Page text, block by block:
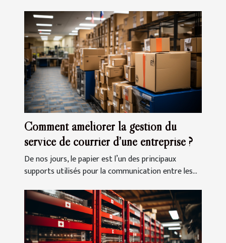
Comment améliorer la gestion du
service de courrier d’une entreprise ?
De nos jours, le papier est l’un des principaux
supports utilisés pour la communication entre les...